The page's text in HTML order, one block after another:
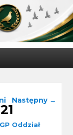
wpisuNastępny →
Oddział